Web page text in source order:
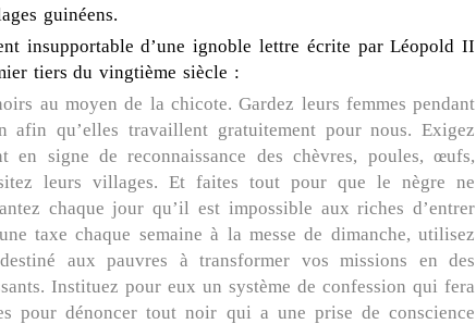
guinéens.
insupportable d’une ignoble lettre écrite par Léopold II
tiers du vingtième siècle :
au moyen de la chicote. Gardez leurs femmes pendant
afin qu’elles travaillent gratuitement pour nous. Exigez
en signe de reconnaissance des chèvres, poules, œufs,
leurs villages. Et faites tout pour que le nègre ne
chaque jour qu’il est impossible aux riches d’entrer
taxe chaque semaine à la messe de dimanche, utilisez
aux pauvres à transformer vos missions en des
Instituez pour eux un système de confession qui fera
pour dénoncer tout noir qui a une prise de conscience